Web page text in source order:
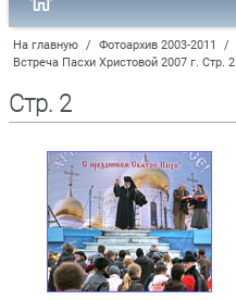
На главную / Фотоархив 2003-2011 /
Встреча Пасхи Христовой 2007 г. Стр. 2
Стр. 2